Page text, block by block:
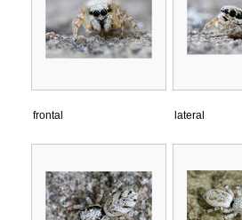
frontal lateral